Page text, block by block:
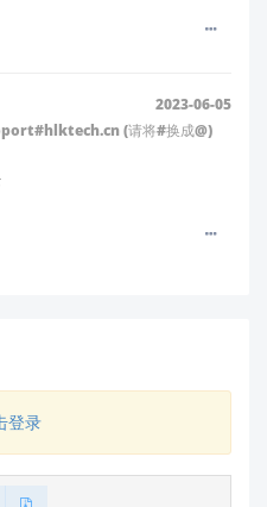
进行定制开发。
网模块（如我们公司的
想了解更多详情，欢迎随
供支持和帮助。
有其他问题，请随时告
2023-06-05
(请将#换成@)
登录